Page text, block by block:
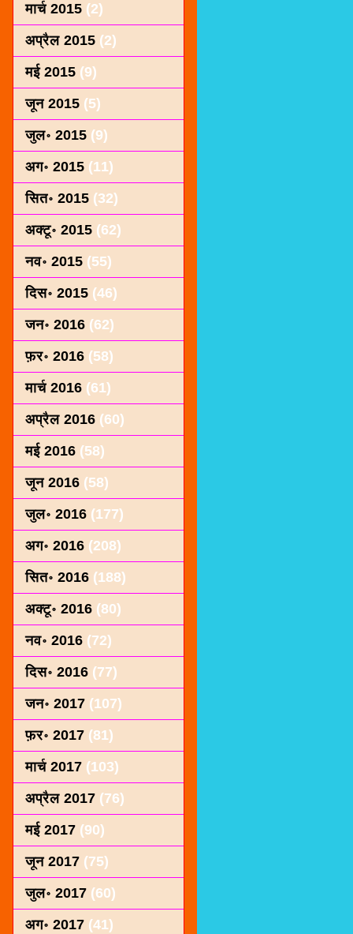
मार्च 2015 (2)
अप्रैल 2015 (2)
मई 2015 (9)
जून 2015 (5)
जुल॰ 2015 (9)
अग॰ 2015 (11)
सित॰ 2015 (32)
अक्टू॰ 2015 (62)
नव॰ 2015 (55)
दिस॰ 2015 (46)
जन॰ 2016 (62)
फ़र॰ 2016 (58)
मार्च 2016 (61)
अप्रैल 2016 (60)
मई 2016 (58)
जून 2016 (58)
जुल॰ 2016 (177)
अग॰ 2016 (208)
सित॰ 2016 (188)
अक्टू॰ 2016 (80)
नव॰ 2016 (72)
दिस॰ 2016 (77)
जन॰ 2017 (107)
फ़र॰ 2017 (81)
मार्च 2017 (103)
अप्रैल 2017 (76)
मई 2017 (90)
जून 2017 (75)
जुल॰ 2017 (60)
अग॰ 2017 (41)